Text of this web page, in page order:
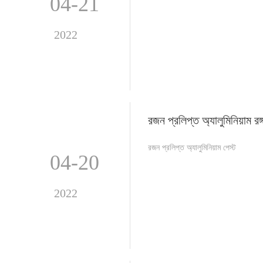
2022
04-20
2022
রজন প্রলিপ্ত অ্যালুমিনিয়াম
রজন প্রলিপ্ত অ্যালুমিনিয়াম পেস্ট